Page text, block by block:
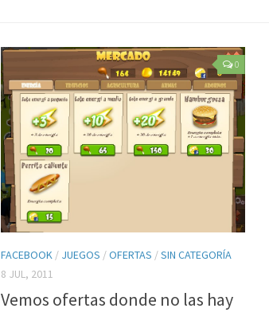
0
FACEBOOK / JUEGOS /OFERTAS /SIN CATEGORÍA
8 JUL, 2011
Vemos ofertas donde no las hay